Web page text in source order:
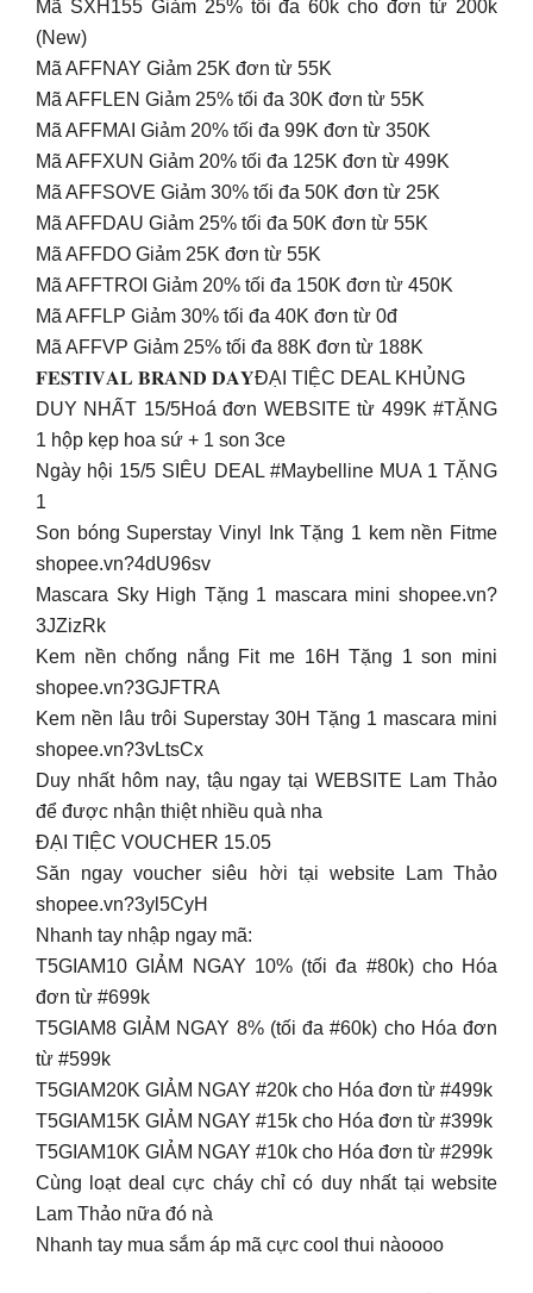
Mã SXH155 Giảm 25% tối đa 60k cho đơn từ 200k
(New)
Mã AFFNAY Giảm 25K đơn từ 55K
Mã AFFLEN Giảm 25% tối đa 30K đơn từ 55K
Mã AFFMAI Giảm 20% tối đa 99K đơn từ 350K
Mã AFFXUN Giảm 20% tối đa 125K đơn từ 499K
Mã AFFSOVE Giảm 30% tối đa 50K đơn từ 25K
Mã AFFDAU Giảm 25% tối đa 50K đơn từ 55K
Mã AFFDO Giảm 25K đơn từ 55K
Mã AFFTROI Giảm 20% tối đa 150K đơn từ 450K
Mã AFFLP Giảm 30% tối đa 40K đơn từ 0đ
Mã AFFVP Giảm 25% tối đa 88K đơn từ 188K
𝐅𝐄𝐒𝐓𝐈𝐕𝐀𝐋 𝐁𝐑𝐀𝐍𝐃 𝐃𝐀𝐘ĐẠI TIỆC DEAL KHỦNG
DUY NHẤT 15/5Hoá đơn WEBSITE từ 499K #TẶNG
1 hộp kẹp hoa sứ + 1 son 3ce
Ngày hội 15/5 SIÊU DEAL #Maybelline MUA 1 TẶNG
1
Son bóng Superstay Vinyl Ink Tặng 1 kem nền Fitme
shopee.vn?4dU96sv
Mascara Sky High Tặng 1 mascara mini shopee.vn?
3JZizRk
Kem nền chống nắng Fit me 16H Tặng 1 son mini
shopee.vn?3GJFTRA
Kem nền lâu trôi Superstay 30H Tặng 1 mascara mini
shopee.vn?3vLtsCx
Duy nhất hôm nay, tậu ngay tại WEBSITE Lam Thảo
để được nhận thiệt nhiều quà nha
ĐẠI TIỆC VOUCHER 15.05
Săn ngay voucher siêu hời tại website Lam Thảo
shopee.vn?3yl5CyH
Nhanh tay nhập ngay mã:
T5GIAM10 GIẢM NGAY 10% (tối đa #80k) cho Hóa
đơn từ #699k
T5GIAM8 GIẢM NGAY 8% (tối đa #60k) cho Hóa đơn
từ #599k
T5GIAM20K GIẢM NGAY #20k cho Hóa đơn từ #499k
T5GIAM15K GIẢM NGAY #15k cho Hóa đơn từ #399k
T5GIAM10K GIẢM NGAY #10k cho Hóa đơn từ #299k
Cùng loạt deal cực cháy chỉ có duy nhất tại website
Lam Thảo nữa đó nà
Nhanh tay mua sắm áp mã cực cool thui nàoooo